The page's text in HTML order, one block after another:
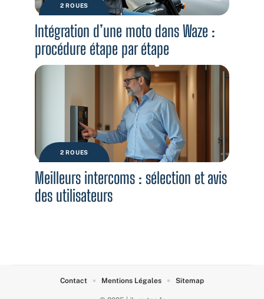
2 ROUES
Intégration d’une moto dans Waze :
procédure étape par étape
2 ROUES
Meilleurs intercoms : sélection et avis
des utilisateurs
Contact Mentions Légales Sitemap